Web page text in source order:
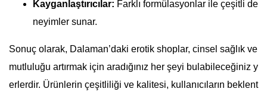
Kayganlaştırıcılar: Farklı formülasyonlar ile çeşitli de
neyimler sunar.
Sonuç olarak, Dalaman’daki erotik shoplar, cinsel sağlık ve
mutluluğu artırmak için aradığınız her şeyi bulabileceğiniz y
erlerdir. Ürünlerin çeşitliliği ve kalitesi, kullanıcıların beklent